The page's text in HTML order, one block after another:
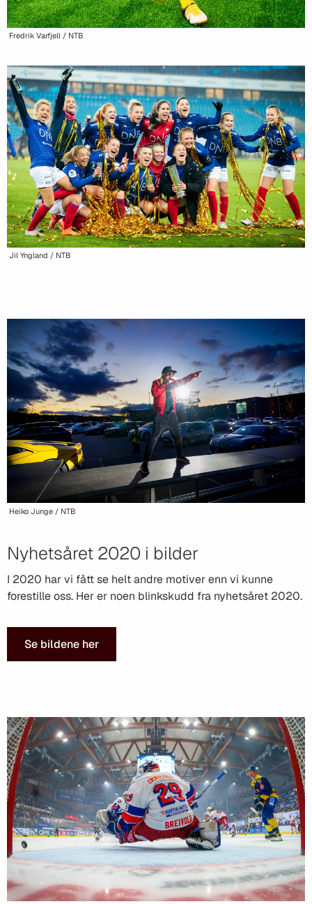
Fredrik Varfjell / NTB
Jil Yngland / NTB
Nyhetsåret 2020 i bilder
I 2020 har vi fått se helt andre motiver enn vi kunne
forestille oss. Her er noen blinkskudd fra nyhetsåret 2020.
Se bildene her
Heiko Junge / NTB